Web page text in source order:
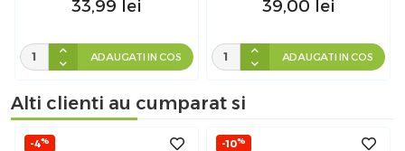
33,99 lei
ADAUGATI IN COS
39,00 lei
ADAUGATI IN COS
Alti clienti au cumparat si
-4% -10%